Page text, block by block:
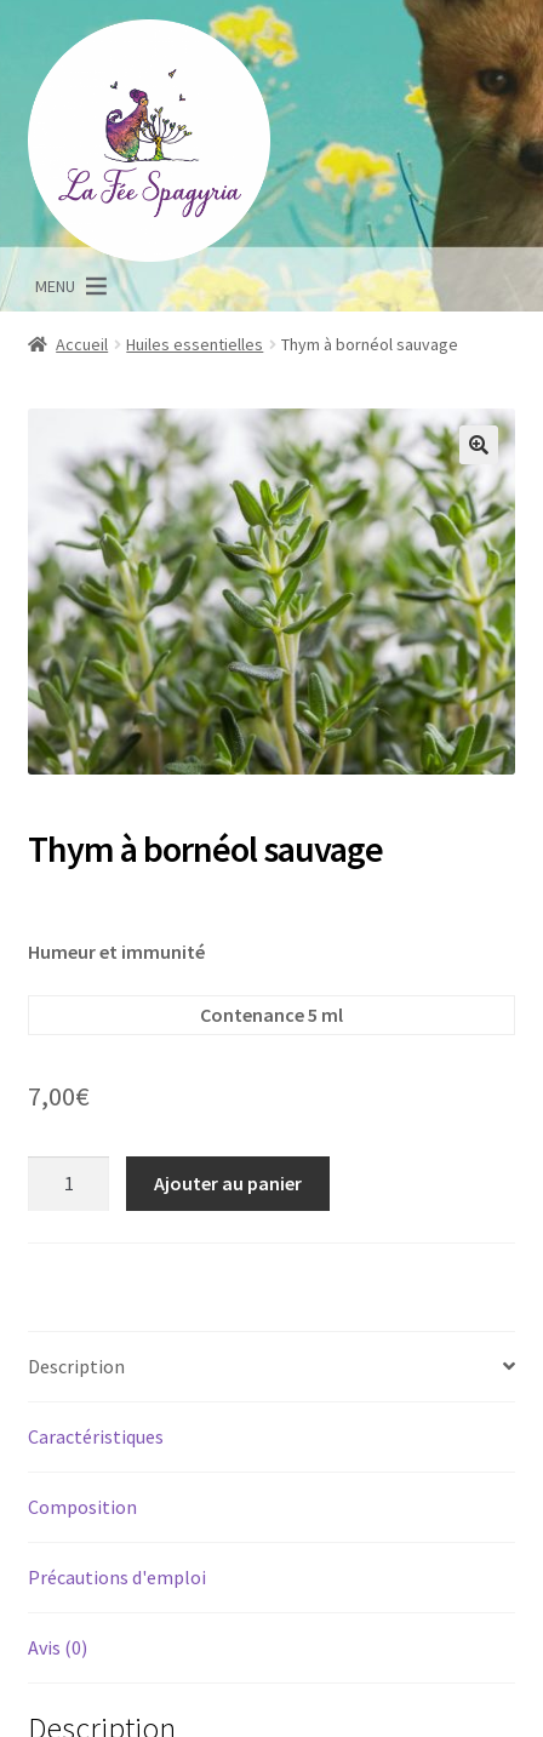
la
navigation
contenu
MENU
Accueil Huiles essentielles Thym à bornéol sauvage
Thym à bornéol sauvage
Humeur et immunité
Contenance 5 ml
7,00€
Ajouter au panier
Description
Caractéristiques
Composition
Précautions d'emploi
Avis (0)
Description